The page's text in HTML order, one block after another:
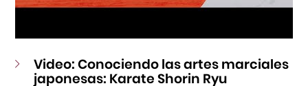
Video: Conociendo las artes marciales
japonesas: Karate Shorin Ryu